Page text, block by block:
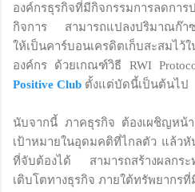
องค์กรธุรกิจที่มีกิจกรรมการลดการ
กิจการ สามารถแปลงปริมาณก๊าซ
ให้เป็นคาร์บอนเครดิตเก็บสะสมไ
องค์กร ด้วยเกณฑ์วิธี RWI
Positive Club ตั้งแต่บัดนี้เป็นต้นไป
นับจากนี้ ภาคธุรกิจ ต้องเผชิญหน้า
เป้าหมายในอุดมคติที่ไกลตัว แล้วหั
ที่จับต้องได้ สามารถสร้างผลกร
เติบโตทางธุรกิจ ภายใต้ทรัพยากร